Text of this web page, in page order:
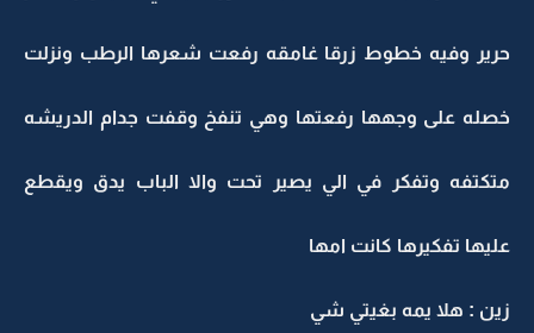
حرير وفيه خطوط زرقا غامقه رفعت شعرها الرطب ونزلت
خصله على وجهها رفعتها وهي تنفخ وقفت جدام الدريشه
متكتفه وتفكر في الي يصير تحت والا الباب يدق ويقطع
عليها تفكيرها كانت امها
زين : هلا يمه بغيتي شي